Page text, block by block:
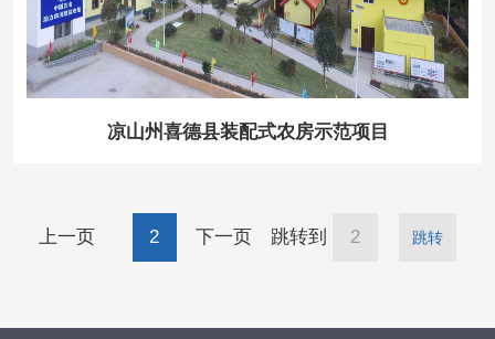
凉山州喜德县装配式农房示范项目
上一页 2 下一页 跳转到 跳转